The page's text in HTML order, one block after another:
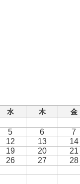
水 木 金
5 6 7
12 13 14
19 20 21
26 27 28